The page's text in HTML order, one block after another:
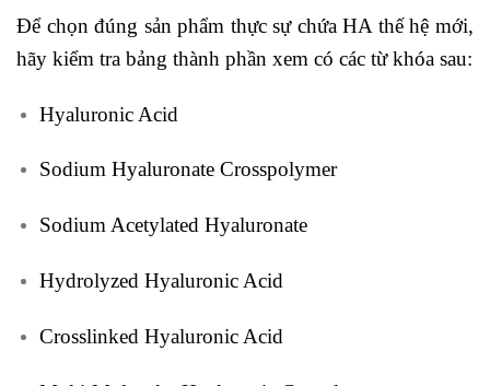
Để chọn đúng sản phẩm thực sự chứa HA thế hệ mới,
hãy kiểm tra bảng thành phần xem có các từ khóa sau:
Hyaluronic Acid
Sodium Hyaluronate Crosspolymer
Sodium Acetylated Hyaluronate
Hydrolyzed Hyaluronic Acid
Crosslinked Hyaluronic Acid